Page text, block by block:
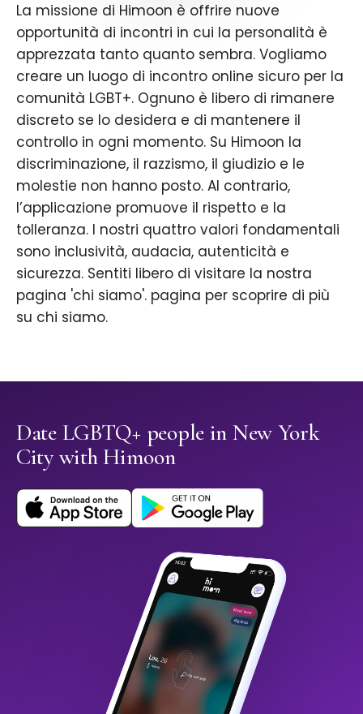
La missione di Himoon è offrire nuove
opportunità di incontri in cui la personalità è
apprezzata tanto quanto sembra. Vogliamo
creare un luogo di incontro online sicuro per la
comunità LGBT+. Ognuno è libero di rimanere
discreto se lo desidera e di mantenere il
controllo in ogni momento. Su Himoon la
discriminazione, il razzismo, il giudizio e le
molestie non hanno posto. Al contrario,
l’applicazione promuove il rispetto e la
tolleranza. I nostri quattro valori fondamentali
sono inclusività, audacia, autenticità e
sicurezza. Sentiti libero di visitare la nostra
pagina 'chi siamo'. pagina per scoprire di più
su chi siamo.
Date LGBTQ+ people in New York
City with Himoon